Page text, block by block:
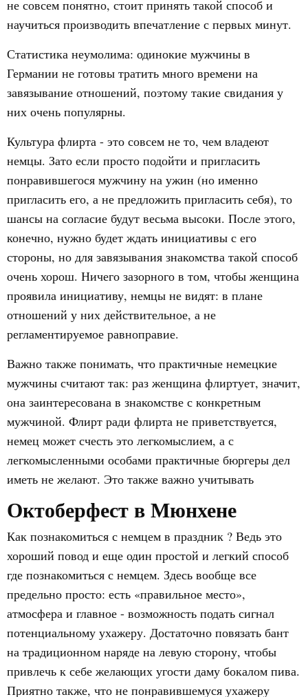
не совсем понятно, стоит принять такой способ и
научиться производить впечатление с первых минут.
Статистика неумолима: одинокие мужчины в
Германии не готовы тратить много времени на
завязывание отношений, поэтому такие свидания у
них очень популярны.
Культура флирта - это совсем не то, чем владеют
немцы. Зато если просто подойти и пригласить
понравившегося мужчину на ужин (но именно
пригласить его, а не предложить пригласить себя), то
шансы на согласие будут весьма высоки. После этого,
конечно, нужно будет ждать инициативы с его
стороны, но для завязывания знакомства такой способ
очень хорош. Ничего зазорного в том, чтобы женщина
проявила инициативу, немцы не видят: в плане
отношений у них действительное, а не
регламентируемое равноправие.
Важно также понимать, что практичные немецкие
мужчины считают так: раз женщина флиртует, значит,
она заинтересована в знакомстве с конкретным
мужчиной. Флирт ради флирта не приветствуется,
немец может счесть это легкомыслием, а с
легкомысленными особами практичные бюргеры дел
иметь не желают. Это также важно учитывать
Октоберфест в Мюнхене
Как познакомиться с немцем в праздник ? Ведь это
хороший повод и еще один простой и легкий способ
где познакомиться с немцем. Здесь вообще все
предельно просто: есть «правильное место»,
атмосфера и главное - возможность подать сигнал
потенциальному ухажеру. Достаточно повязать бант
на традиционном наряде на левую сторону, чтобы
привлечь к себе желающих угости даму бокалом пива.
Приятно также, что не понравившемуся ухажеру